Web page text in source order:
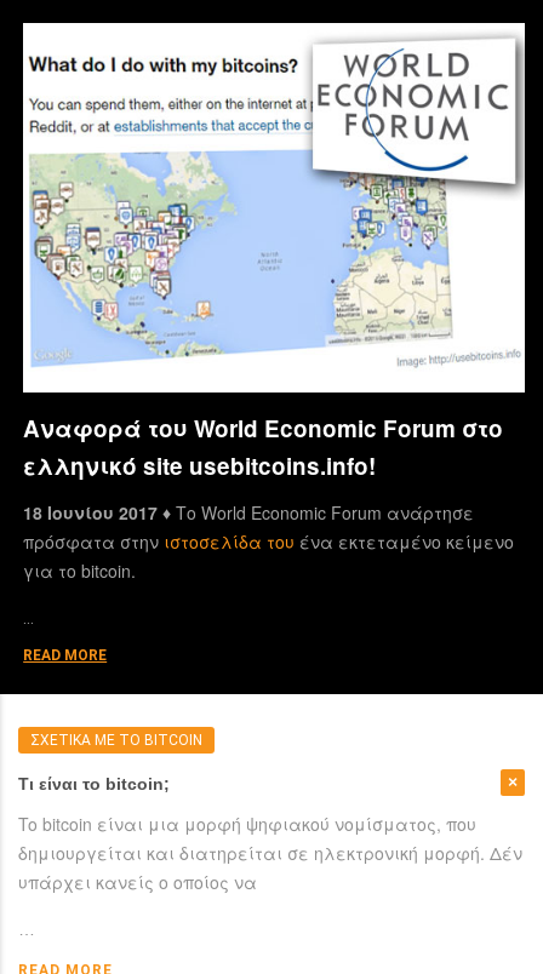
Αναφορά του World Economic Forum στο
ελληνικό site usebitcoins.info!
18 Ιουνίου 2017 ♦Το World Economic Forum ανάρτησε
πρόσφατα στην ιστοσελίδα του ένα εκτεταμένο κείμενο
για το bitcoin.
READ MORE
ΣΧΕΤΙΚΑ ΜΕ ΤΟ BITCOIN
Τι είναι το bitcoin;
To bitcoin είναι μια μορφή ψηφιακού νομίσματος, που
δημιουργείται και διατηρείται σε ηλεκτρονική μορφή. Δέν
υπάρχει κανείς ο οποίος να
…